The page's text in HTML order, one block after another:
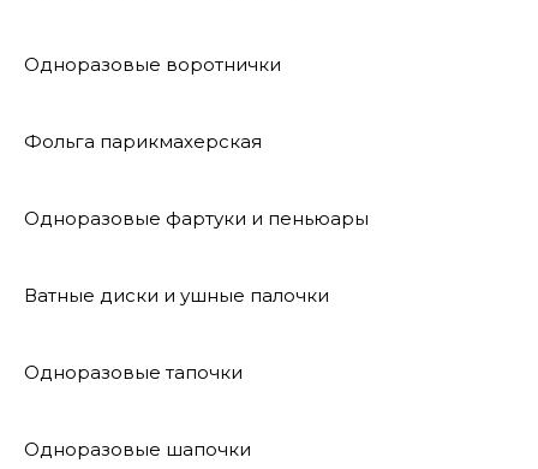
Одноразовые воротнички
Фольга парикмахерская
Одноразовые фартуки и пеньюары
Ватные диски и ушные палочки
Одноразовые тапочки
Одноразовые шапочки